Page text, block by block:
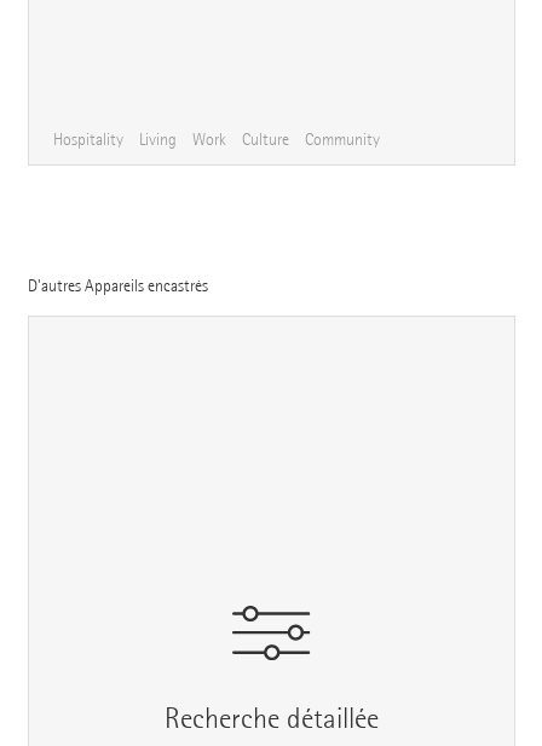
Hospitality Living Work Culture Community
D'autres Appareils encastrés
Recherche détaillée